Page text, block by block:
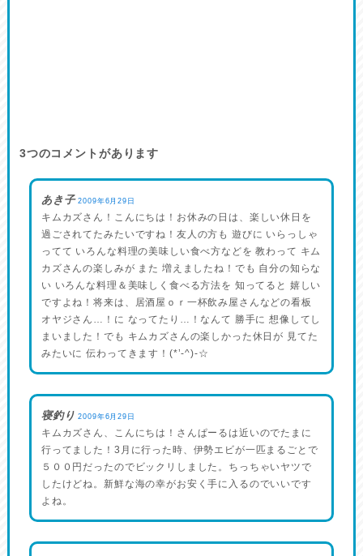
3つのコメントがあります
あき子 2009年6月29日
キムカズさん！こんにちは！お休みの日は、楽しい休日を
過ごされてたみたいですね！友人の方も 遊びに いらっしゃ
ってて いろんな料理の美味しい食べ方などを 教わって キム
カズさんの楽しみが また 増えましたね！でも 自分の知らな
い いろんな料理＆美味しく食べる方法を 知ってると 嬉しい
ですよね！将来は、居酒屋ｏｒ一杯飲み屋さんなどの看板
オヤジさん…！に なってたり…！なんて 勝手に 想像してし
まいました！でも キムカズさんの楽しかった休日が 見てた
みたいに 伝わってきます！(*’-^)-☆
寝釣り 2009年6月29日
キムカズさん、こんにちは！さんぱーるは近いのでたまに
行ってました！3月に行った時、伊勢エビが一匹まるごとで
５００円だったのでビックリしました。ちっちゃいヤツで
したけどね。新鮮な海の幸がお安く手に入るのでいいです
よね。